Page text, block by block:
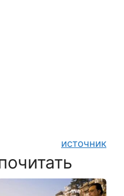
источник